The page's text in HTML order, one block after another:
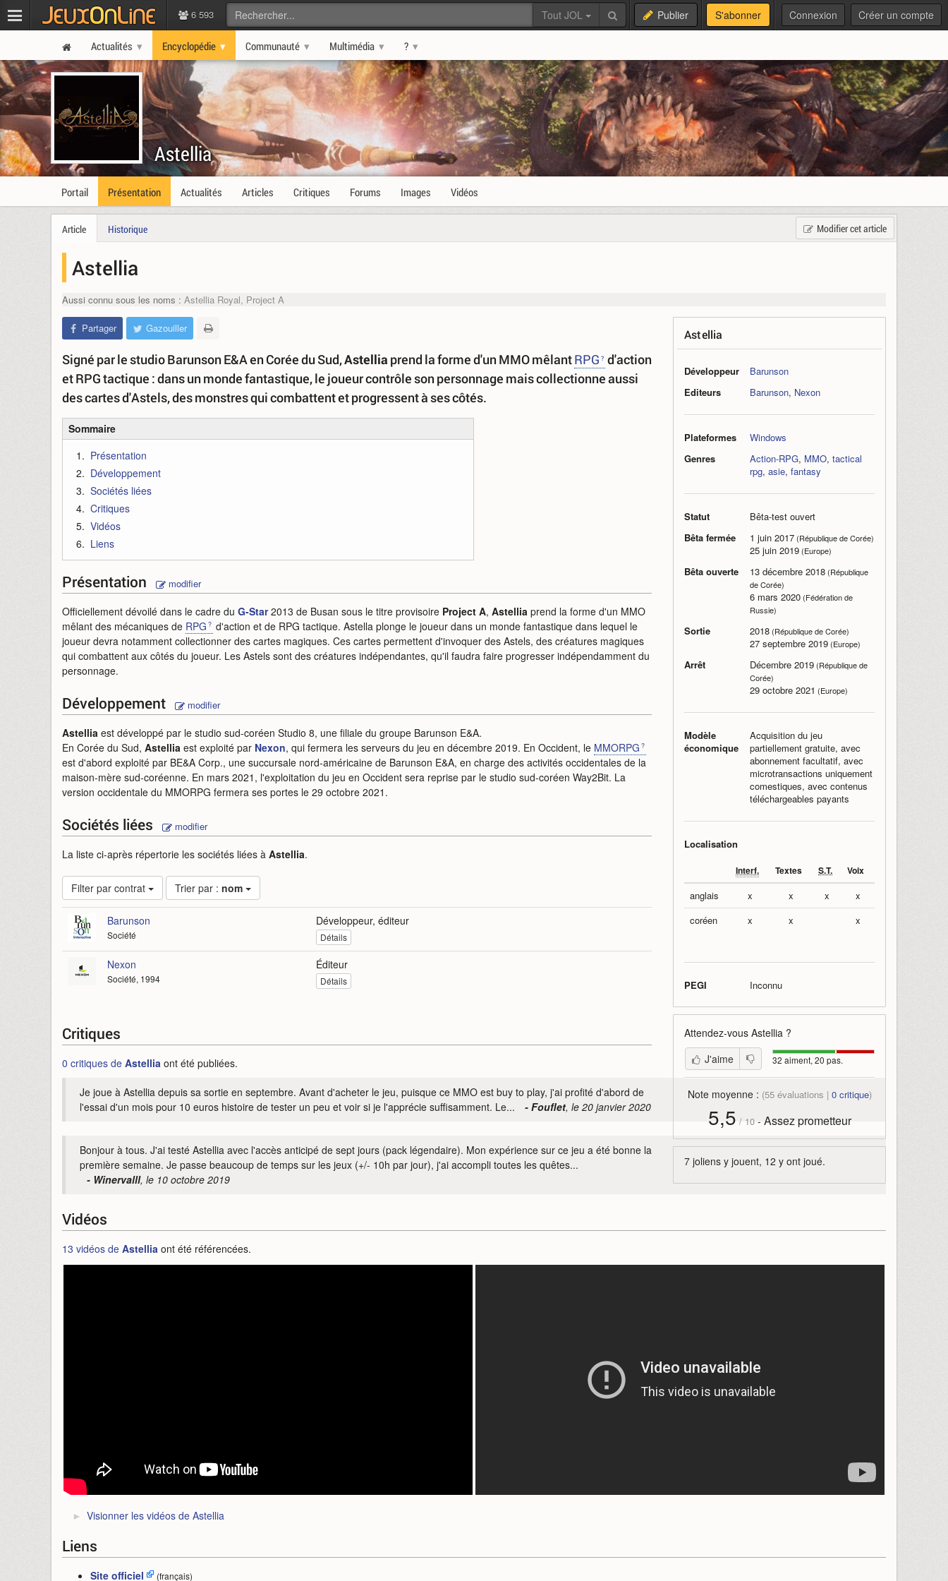
6 593 Tout JOL Publier S'abonner Connexion Créer un compte
Actualités Encyclopédie Communauté Multimédia ?
Astellia
Portail Présentation Actualités Articles Critiques Forums Images Vidéos
Modifier cet article
Article Historique
Astellia
Aussi connu sous les noms : Astellia Royal, Project A
Astellia
Développeur
Barunson
Editeurs
Barunson, Nexon
Plateformes
Windows
Genres
Action-RPG, MMO, tactical
rpg, asie, fantasy
Statut
Bêta-test ouvert
Bêta fermée
1 juin 2017(République de Corée)
25 juin 2019(Europe)
Bêta ouverte 13 décembre 2018(République
de Corée)
6 mars 2020(Fédération de
Russie)
Sortie 2018(République de Corée)
27 septembre 2019(Europe)
Arrêt Décembre 2019(République de
Corée)
29 octobre 2021 (Europe)
Modèle
économique
Acquisition du jeu
partiellement gratuite, avec
abonnement facultatif, avec
microtransactions uniquement
comestiques, avec contenus
téléchargeables payants
Localisation
Interf. Textes S.T. Voix
anglais x x x
x
coréen
x x x
PEGI Inconnu
Attendez-vous Astellia ?
32 aiment, 20 pas.
J'aime
Note moyenne : (55évaluations | 0critique)
5,5 / 10- Assez prometteur
7 joliens y jouent, 12 y ont joué.
Partager Gazouiller
Signé par le studio Barunson E&A en Corée du Sud,Astellia prend la forme d'un MMO mêlantRPG d'action
et RPG tactique : dans un monde fantastique, le joueur contrôle son personnage mais collectionne aussi
des cartes d'Astels, des monstres qui combattent et progressent à ses côtés.
Sommaire
Présentation
Développement
Sociétés liées
Critiques
Vidéos
Liens
Présentation modifier
Officiellement dévoilé dans le cadre du G-Star2013 de Busan sous le titre provisoire Project A, Astellia prend la forme d'un MMO
mêlant des mécaniques de RPG
d'action et de RPG tactique. Astella plonge le joueur dans un monde fantastique dans lequel le
joueur devra notamment collectionner des cartes magiques. Ces cartes permettent d'invoquer des Astels, des créatures magiques
qui combattent aux côtés du joueur. Les Astels sont des créatures indépendantes, qu'il faudra faire progresser indépendamment du
personnage.
Développement modifier
Astellia est développé par le studio sud-coréen Studio 8, une filiale du groupe Barunson E&A.
En Corée du Sud, Astellia est exploité par Nexon, qui fermera les serveurs du jeu en décembre 2019. En Occident, le MMORPG
est d'abord exploité par BE&A Corp., une succursale nord-américaine de Barunson E&A, en charge des activités occidentales de la
maison-mère sud-coréenne. En mars 2021, l'exploitation du jeu en Occident sera reprise par le studio sud-coréen Way2Bit. La
version occidentale du MMORPG fermera ses portes le 29 octobre 2021.
Sociétés liées modifier
La liste ci-après répertorie les sociétés liées à Astellia.
Filter par contrat Trier par : nom
Barunson
Société
Développeur, éditeur
Détails
Nexon
Société, 1994
Éditeur
Détails
Critiques
0 critiques de Astellia ont été publiées.
Je joue à Astellia depuis sa sortie en septembre. Avant d'acheter le jeu, puisque ce MMO est buy to play, j'ai profité d'abord de
l'essai d'un mois pour 10 euros histoire de tester un peu et voir si je l'apprécie suffisamment. Le...
- Fouflet, le 20 janvier 2020
Bonjour à tous. J'ai testé Astellia avec l'accès anticipé de sept jours (pack légendaire). Mon expérience sur ce jeu a été bonne la
première semaine. Je passe beaucoup de temps sur les jeux (+/- 10h par jour), j'ai accompli toutes les quêtes...
- Winervalll, le 10 octobre 2019
Vidéos
13 vidéos de Astellia ont été référencées.
Visionner les vidéos de Astellia
Liens
Site officiel (français)